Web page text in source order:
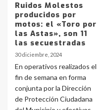
Ruidos Molestos
producidos por
motos: el «Toro por
las Astas», son 11
las secuestradas
30 diciembre, 2024
En operativos realizados el
fin de semana en forma
conjunta por la Dirección
de Protección Ciudadana